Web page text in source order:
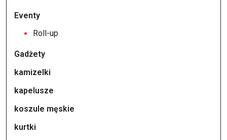
Eventy
Roll-up
Gadżety
kamizelki
kapelusze
koszule męskie
kurtki